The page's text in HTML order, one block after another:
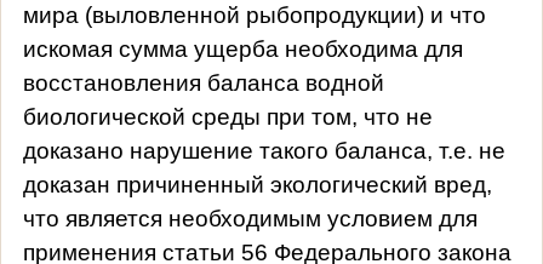
мира (выловленной рыбопродукции) и что
искомая сумма ущерба необходима для
восстановления баланса водной
биологической среды при том, что не
доказано нарушение такого баланса, т.е. не
доказан причиненный экологический вред,
что является необходимым условием для
применения статьи 56 Федерального закона